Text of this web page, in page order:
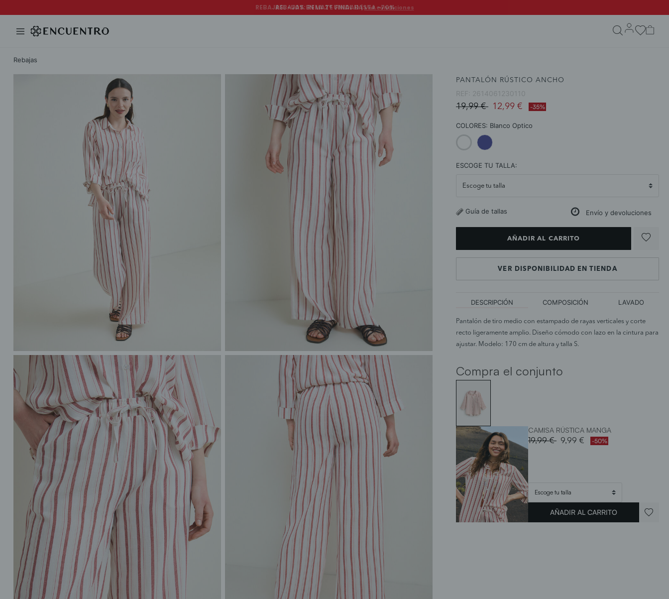
Rebajas
PANTALÓN RÚSTICO ANCHO
REF: 2614061230110
Price reduced from
19,99 €to12,99 € -35%
COLORES: Blanco Optico
ESCOGE TU TALLA:
Guía de tallas Envío y devoluciones
AÑADIR AL CARRITO
VER DISPONIBILIDAD EN TIENDA
DESCRIPCIÓN COMPOSICIÓN LAVADO
Pantalón de tiro medio con estampado de rayas verticales y corte
recto ligeramente amplio. Diseño cómodo con lazo en la cintura para
ajustar. Modelo: 170 cm de altura y talla S.
Compra el conjunto
CAMISA RÚSTICA MANGA
Price reduced from
19,99 €to9,99 € -50%
AÑADIR AL CARRITO